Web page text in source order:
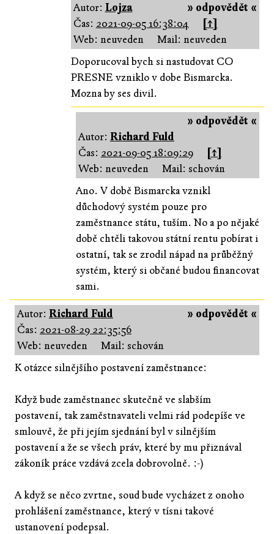
» odpovědět «
Autor: Lojza
Čas: 2021-09-05 16:38:04
[↑]
Web: neuveden
Mail: neuveden
Doporucoval bych si nastudovat CO
PRESNE vzniklo v dobe Bismarcka.
Mozna by ses divil.
» odpovědět «
Autor: Richard Fuld
Čas: 2021-09-05 18:09:29
[↑]
Web: neuveden
Mail: schován
Ano. V době Bismarcka vznikl
důchodový systém pouze pro
zaměstnance státu, tuším. No a po nějaké
době chtěli takovou státní rentu pobírat i
ostatní, tak se zrodil nápad na průběžný
systém, který si občané budou financovat
sami.
» odpovědět «
Autor: Richard Fuld
Čas: 2021-08-29 22:35:56
Web: neuveden
Mail: schován
K otázce silnějšího postavení zaměstnance:
Když bude zaměstnanec skutečně ve slabším
postavení, tak zaměstnavateli velmi rád podepíše ve
smlouvě, že při jejím sjednání byl v silnějším
postavení a že se všech práv, které by mu přiznával
zákoník práce vzdává zcela dobrovolně. :-)
A když se něco zvrtne, soud bude vycházet z onoho
prohlášení zaměstnance, který v tísni takové
ustanovení podepsal.